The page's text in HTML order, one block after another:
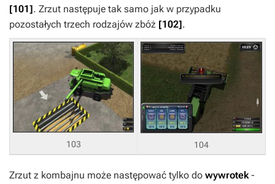
[101]. Zrzut następuje tak samo jak w przypadku
pozostałych trzech rodzajów zbóż [102].
103 104
Zrzut z kombajnu może następować tylko do wywrotek-